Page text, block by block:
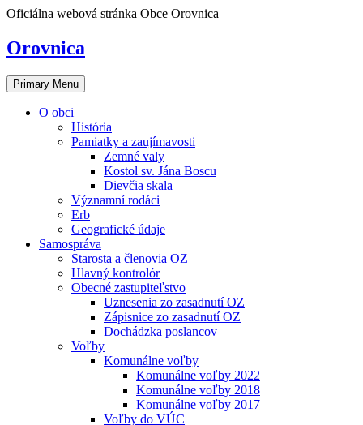
Skip
content
Oficiálna webová stránka Obce Orovnica
Orovnica
Primary Menu
O obci
História
Pamiatky a zaujímavosti
Zemné valy
Kostol sv. Jána Boscu
Dievčia skala
Významní rodáci
Erb
Geografické údaje
Samospráva
Starosta a členovia OZ
Hlavný kontrolór
Obecné zastupiteľstvo
Uznesenia zo zasadnutí OZ
Zápisnice zo zasadnutí OZ
Dochádzka poslancov
Voľby
Komunálne voľby
Komunálne voľby 2022
Komunálne voľby 2018
Komunálne voľby 2017
Voľby do VÚC